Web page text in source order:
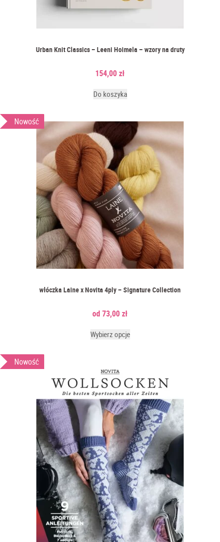
Urban Knit Classics – Leeni Hoimela – wzory na druty
154,00zł
Do koszyka
Nowość
włóczka Laine x Novita 4ply – Signature Collection
73,00zł
Wybierz opcje
Nowość